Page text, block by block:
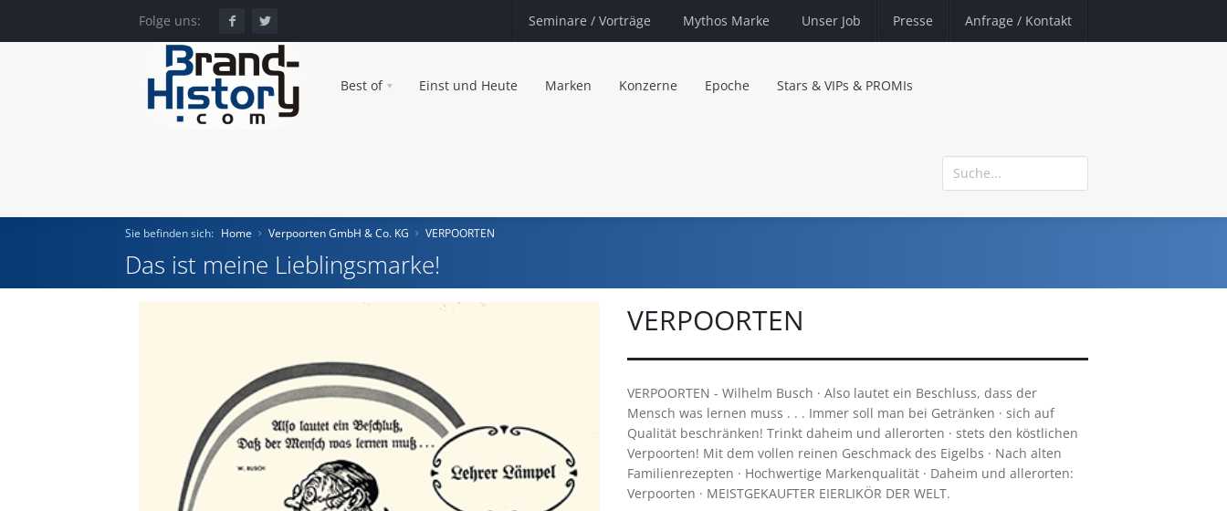
Folge uns: Seminare / Vorträge Mythos Marke Unser Job Presse Anfrage / Kontakt
Best of Einst und Heute Marken Konzerne Epoche Stars & VIPs & PROMIs
Home
Sie befinden sich: Home Verpoorten GmbH & Co. KG VERPOORTEN
Das ist meine Lieblingsmarke!
VERPOORTEN
VERPOORTEN - Wilhelm Busch · Also lautet ein Beschluss, dass der
Mensch was lernen muss . . . Immer soll man bei Getränken · sich auf
Qualität beschränken! Trinkt daheim und allerorten · stets den köstlichen
Verpoorten! Mit dem vollen reinen Geschmack des Eigelbs · Nach alten
Familienrezepten · Hochwertige Markenqualität · Daheim und allerorten:
Verpoorten · MEISTGEKAUFTER EIERLIKÖR DER WELT.